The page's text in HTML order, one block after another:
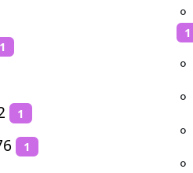
1
1
1
⚬
1
⚬
⚬
⚬
⚬